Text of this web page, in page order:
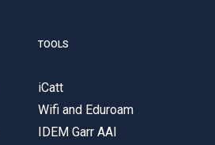
TOOLS
iCatt
Wifi and Eduroam
IDEM Garr AAI